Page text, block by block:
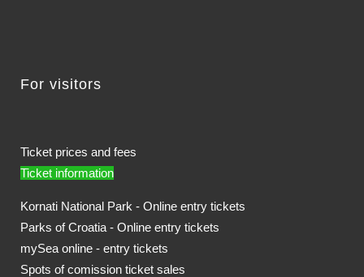
For visitors
Ticket prices and fees
Ticket information
Kornati National Park - Online entry tickets
Parks of Croatia - Online entry tickets
mySea online - entry tickets
Spots of comission ticket sales